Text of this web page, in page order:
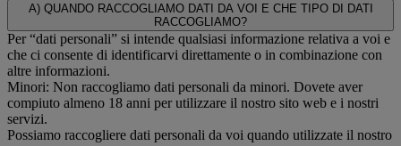
A) QUANDO RACCOGLIAMO DATI DA VOI E CHE TIPO DI DATI
RACCOGLIAMO?
Per “dati personali” si intende qualsiasi informazione relativa a voi e
che ci consente di identificarvi direttamente o in combinazione con
altre informazioni.
Minori: Non raccogliamo dati personali da minori. Dovete aver
compiuto almeno 18 anni per utilizzare il nostro sito web e i nostri
servizi.
Possiamo raccogliere dati personali da voi quando utilizzate il nostro